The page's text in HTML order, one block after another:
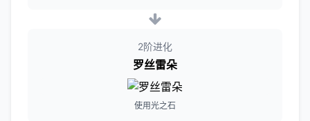
2阶进化
罗丝雷朵
使用光之石